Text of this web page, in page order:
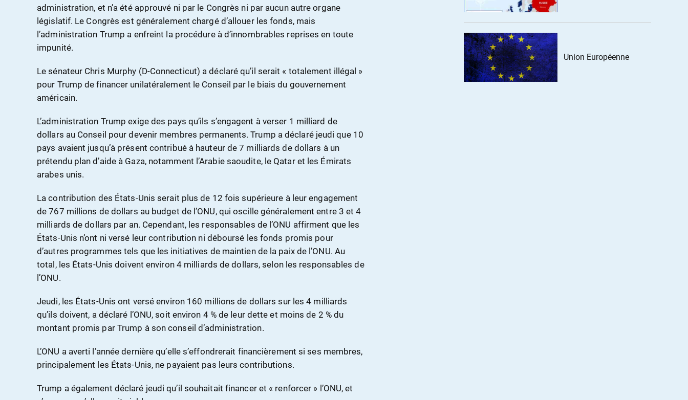
administration, et n’a été approuvé ni par le Congrès ni par aucun autre organe
législatif. Le Congrès est généralement chargé d’allouer les fonds, mais
l’administration Trump a enfreint la procédure à d’innombrables reprises en toute
impunité.
Le sénateur Chris Murphy (D-Connecticut) a déclaré qu’il serait « totalement illégal »
pour Trump de financer unilatéralement le Conseil par le biais du gouvernement
américain.
L’administration Trump exige des pays qu’ils s’engagent à verser 1 milliard de
dollars au Conseil pour devenir membres permanents. Trump a déclaré jeudi que 10
pays avaient jusqu’à présent contribué à hauteur de 7 milliards de dollars à un
prétendu plan d’aide à Gaza, notamment l’Arabie saoudite, le Qatar et les Émirats
arabes unis.
La contribution des États-Unis serait plus de 12 fois supérieure à leur engagement
de 767 millions de dollars au budget de l’ONU, qui oscille généralement entre 3 et 4
milliards de dollars par an. Cependant, les responsables de l’ONU affirment que les
États-Unis n’ont ni versé leur contribution ni déboursé les fonds promis pour
d’autres programmes tels que les initiatives de maintien de la paix de l’ONU. Au
total, les États-Unis doivent environ 4 milliards de dollars, selon les responsables de
l’ONU.
Jeudi, les États-Unis ont versé environ 160 millions de dollars sur les 4 milliards
qu’ils doivent, a déclaré l’ONU, soit environ 4 % de leur dette et moins de 2 % du
montant promis par Trump à son conseil d’administration.
L’ONU a averti l’année dernière qu’elle s’effondrerait financièrement si ses membres,
principalement les États-Unis, ne payaient pas leurs contributions.
Trump a également déclaré jeudi qu’il souhaitait financer et « renforcer » l’ONU, et
Union Européenne